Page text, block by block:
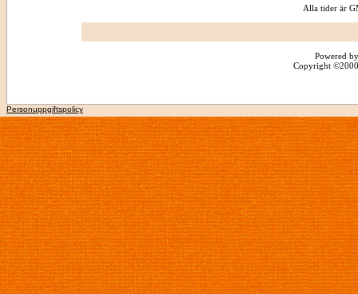
Alla tider är
Powered
Copyright
Personuppgiftspolicy